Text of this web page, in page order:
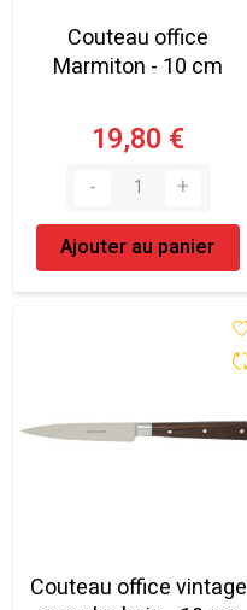
Couteau office
Marmiton - 10 cm
19,80 €
Ajouter au panier
Couteau office vintage